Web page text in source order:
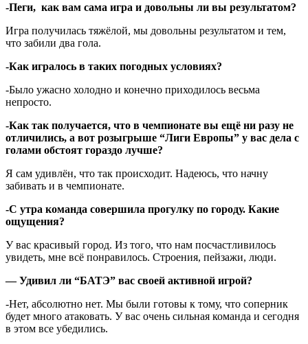
-Пеги, как вам сама игра и довольны ли вы результатом?
Игра получилась тяжёлой, мы довольны результатом и тем,
что забили два гола.
-Как игралось в таких погодных условиях?
-Было ужасно холодно и конечно приходилось весьма
непросто.
-Как так получается, что в чемпионате вы ещё ни разу не
отличились, а вот розыгрыше “Лиги Европы” у вас дела с
голами обстоят гораздо лучше?
Я сам удивлён, что так происходит. Надеюсь, что начну
забивать и в чемпионате.
-С утра команда совершила прогулку по городу. Какие
ощущения?
У вас красивый город. Из того, что нам посчастливилось
увидеть, мне всё понравилось. Строения, пейзажи, люди.
— Удивил ли “БАТЭ” вас своей активной игрой?
-Нет, абсолютно нет. Мы были готовы к тому, что соперник
будет много атаковать. У вас очень сильная команда и сегодня
в этом все убедились.